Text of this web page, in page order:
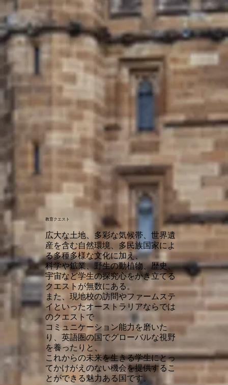
教育クエスト
広大な土地、多彩な気候帯、世界遺
産を含む自然環境、多民族国家によ
る多種多様な文化に加え、
科学や鉱業、野生の動植物、歴史、
宇宙など学生の探究心をかき立てる
クエストが無数にある。
また、現地校の訪問やファームステ
イといったオーストラリアならでは
のクエストで
コミュニケーション能力を磨いた
り、英語圏の国でグローバルな視野
を養ったりと、
これからの未来を生きる学生にとっ
てかけがえのない機会を提供するこ
とができる魅力ある国です。